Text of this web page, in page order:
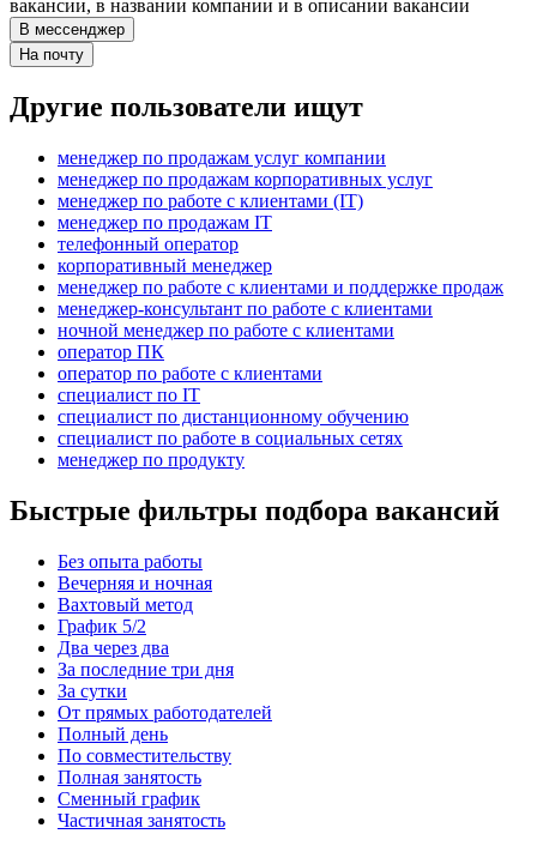
вакансии, в названии компании и в описании вакансии
В мессенджер
На почту
Другие пользователи ищут
менеджер по продажам услуг компании
менеджер по продажам корпоративных услуг
менеджер по работе с клиентами (IT)
менеджер по продажам IT
телефонный оператор
корпоративный менеджер
менеджер по работе с клиентами и поддержке продаж
менеджер-консультант по работе с клиентами
ночной менеджер по работе с клиентами
оператор ПК
оператор по работе с клиентами
специалист по IT
специалист по дистанционному обучению
специалист по работе в социальных сетях
менеджер по продукту
Быстрые фильтры подбора вакансий
Без опыта работы
Вечерняя и ночная
Вахтовый метод
График 5/2
Два через два
За последние три дня
За сутки
От прямых работодателей
Полный день
По совместительству
Полная занятость
Сменный график
Частичная занятость